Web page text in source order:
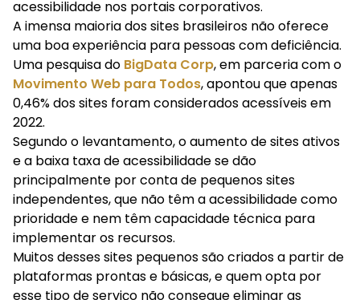
acessibilidade nos portais corporativos.
A imensa maioria dos sites brasileiros não oferece
uma boa experiência para pessoas com deficiência.
Uma pesquisa do BigData Corp, em parceria com o
Movimento Web para Todos, apontou que apenas
0,46% dos sites foram considerados acessíveis em
2022.
Segundo o levantamento, o aumento de sites ativos
e a baixa taxa de acessibilidade se dão
principalmente por conta de pequenos sites
independentes, que não têm a acessibilidade como
prioridade e nem têm capacidade técnica para
implementar os recursos.
Muitos desses sites pequenos são criados a partir de
plataformas prontas e básicas, e quem opta por
esse tipo de serviço não consegue eliminar as